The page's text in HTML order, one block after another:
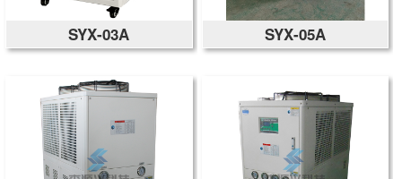
SYX-03A SYX-05A